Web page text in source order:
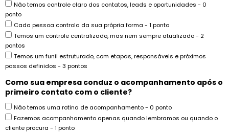
Não temos controle claro dos contatos, leads e oportunidades - 0
ponto
Cada pessoa controla da sua própria forma - 1 ponto
Temos um controle centralizado, mas nem sempre atualizado - 2
pontos
Temos um funil estruturado, com etapas, responsáveis e próximos
passos definidos - 3 pontos
Como sua empresa conduz o acompanhamento após o
primeiro contato com o cliente?
Não temos uma rotina de acompanhamento - 0 ponto
Fazemos acompanhamento apenas quando lembramos ou quando o
cliente procura - 1 ponto